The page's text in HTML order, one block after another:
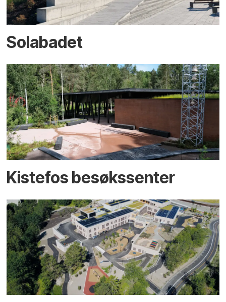
Solabadet
Kistefos besøkssenter